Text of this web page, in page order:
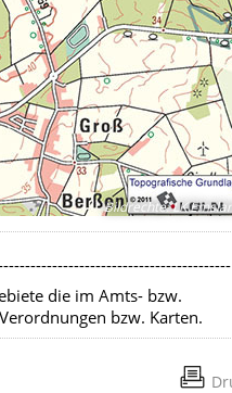
Bildrechte:LK
die im Amts- bzw.
bzw. Karten.